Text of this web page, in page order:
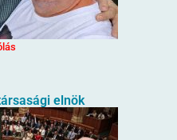
elnök